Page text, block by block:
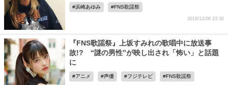
浜崎あゆみ FNS歌謡祭
2018/12/06 23:30
『FNS歌謡祭』上坂すみれの歌唱中に放送事
故!? “謎の男性”が映し出され「怖い」と話題
に
アニメ 声優 フジテレビ FNS歌謡祭